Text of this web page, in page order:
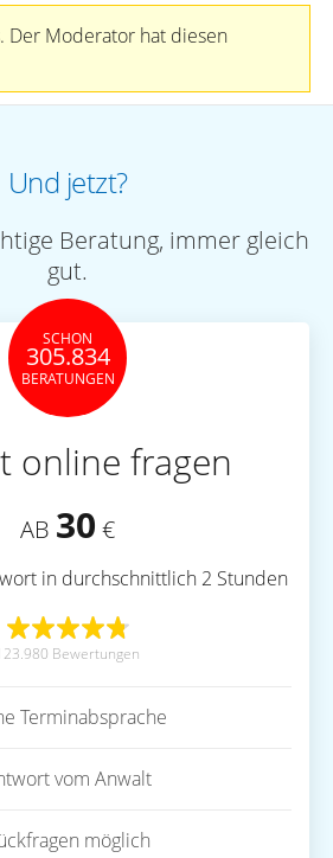
Der Moderator hat diesen
Und jetzt?
Beratung, immer gleich
gut.
SCHON
305.834
BERATUNGEN
online fragen
AB 30 €
in durchschnittlich 2 Stunden
Bewertungen
Terminabsprache
vom Anwalt
möglich